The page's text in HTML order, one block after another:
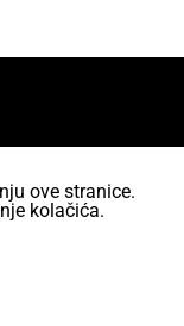
Creative
ove stranice.
kolačića.